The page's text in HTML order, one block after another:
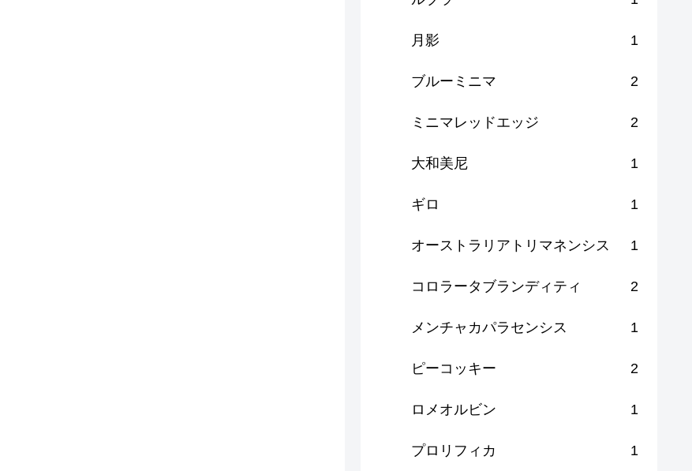
月影 1
ブルーミニマ 2
ミニマレッドエッジ 2
大和美尼 1
ギロ 1
オーストラリアトリマネンシス 1
コロラータブランディティ 2
メンチャカパラセンシス 1
ピーコッキー 2
ロメオルビン 1
プロリフィカ 1